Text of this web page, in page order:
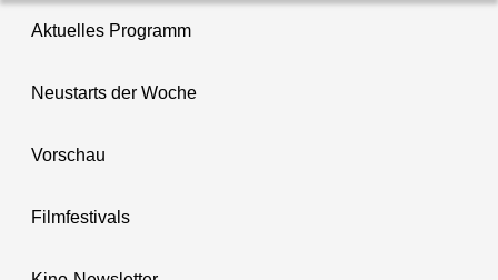
Aktuelles Programm
Neustarts der Woche
Vorschau
Filmfestivals